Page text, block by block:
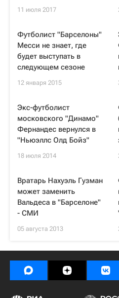
11 июля 2017
Футболист "Барселоны"
Месси не знает, где
будет выступать в
следующем сезоне
12 января 2015
Экс-футболист
московского "Динамо"
Фернандес вернулся в
"Ньюэллс Олд Бойз"
18 июля 2014
Вратарь Нахуэль Гузман
может заменить
Вальдеса в "Барселоне"
- СМИ
05 августа 2013